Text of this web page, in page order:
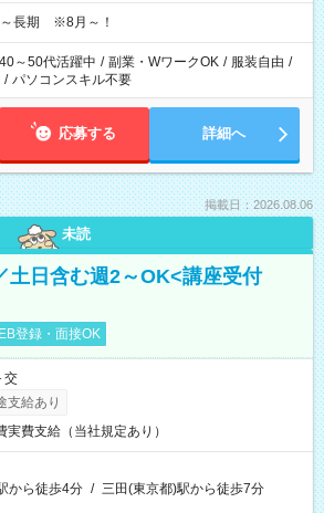
～長期 ※8月～！
40～50代活躍中 / 副業・WワークOK / 服装自由 /
/ パソコンスキル不要
応募する 詳細へ
掲載日：2026.08.06
未読
土日含む週2～OK<講座受付
登録・面接OK
交
支給あり
実費支給（当社規定あり）
から徒歩4分 / 三田(東京都)駅から徒歩7分